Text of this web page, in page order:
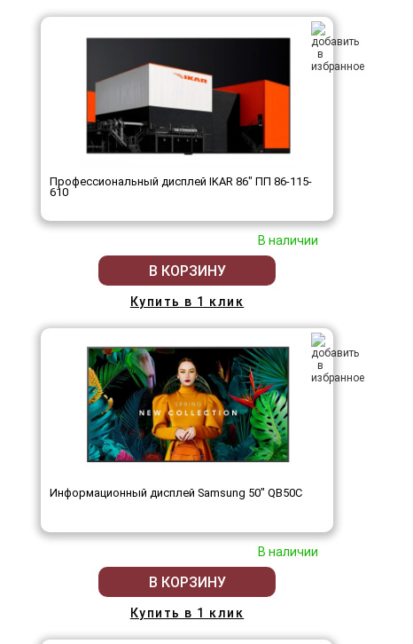
Профессиональный дисплей IKAR 86" ПП 86-115-
610
В наличии
В КОРЗИНУ
Купить в 1 клик
Информационный дисплей Samsung 50" QB50C
В наличии
В КОРЗИНУ
Купить в 1 клик